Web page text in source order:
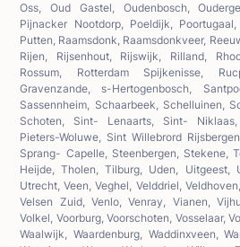
Oss, Oud Gastel, Oudenbosch,
Pijnacker Nootdorp, Poeldijk,
Putten, Raamsdonk, Raamsdonkveer,
Rijen, Rijsenhout, Rijswijk, Rilland,
Rossum, Rotterdam Spijkenisse,
Gravenzande, s-Hertogenbosch,
Sassennheim, Schaarbeek, Schelluinen,
Schoten, Sint- Lenaarts, Sint-
Pieters-Woluwe, Sint Willebrord
Sprang- Capelle, Steenbergen, Stekene,
Heijde, Tholen, Tilburg, Uden, Uitgeest,
Utrecht, Veen, Veghel, Velddriel,
Velsen Zuid, Venlo, Venray, Vianen,
Volkel, Voorburg, Voorschoten, Vosselaar,
Waalwijk, Waardenburg, Waddinxveen,